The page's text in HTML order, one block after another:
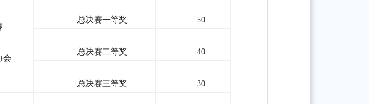
会
总决赛一等奖 50
总决赛二等奖 40
总决赛三等奖 30